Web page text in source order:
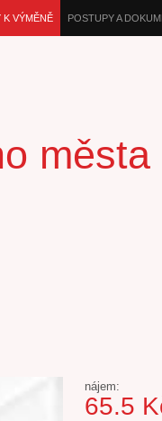
K VÝMĚNĚ POSTUPY A
města
nájem:
65.5